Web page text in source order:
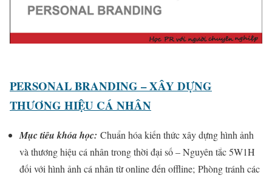
PERSONAL BRANDING – XÂY DỰNG
THƯƠNG HIỆU CÁ NHÂN
Mục tiêu khóa học: Chuẩn hóa kiến thức xây dựng hình ảnh
và thương hiệu cá nhân trong thời đại số – Nguyên tắc 5W1H
đối với hình ảnh cá nhân từ online đến offline; Phòng tránh các